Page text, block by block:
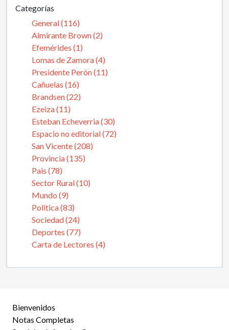
Categorías
General (116)
Almirante Brown (2)
Efemérides (1)
Lomas de Zamora (4)
Presidente Perón (11)
Cañuelas (16)
Brandsen (22)
Ezeiza (11)
Esteban Echeverria (30)
Espacio no editorial (72)
San Vicente (208)
Provincia (135)
Pais (78)
Sector Rural (10)
Mundo (9)
Politica (83)
Sociedad (24)
Deportes (77)
Carta de Lectores (4)
Bienvenidos
Notas Completas